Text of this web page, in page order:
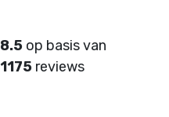
8.5op basis van
1175reviews